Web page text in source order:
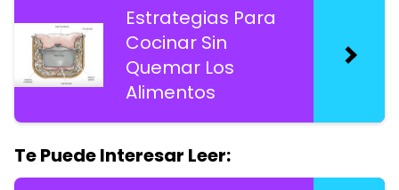
Estrategias Para
Cocinar Sin
Quemar Los
Alimentos
Te Puede Interesar Leer: